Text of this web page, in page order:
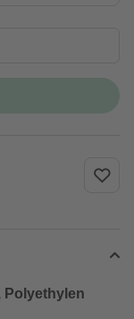
Polyethylen